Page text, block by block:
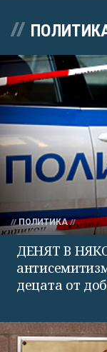
ПОЛИТИКА
ДЕНЯТ В
децата от